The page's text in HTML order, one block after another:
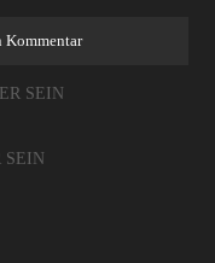
Kommentar